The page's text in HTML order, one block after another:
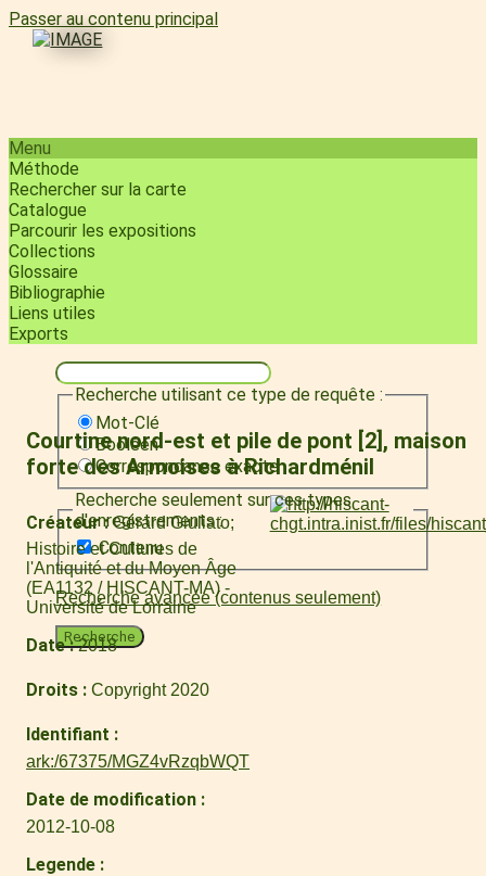
Passer au contenu principal
Menu
Méthode
Rechercher sur la carte
Catalogue
Parcourir les expositions
Collections
Glossaire
Bibliographie
Liens utiles
Exports
Recherche utilisant ce type de requête :
Mot-Clé
Booléen
Correspondance exacte
Recherche seulement sur ces types
d'enregistrements :
Contenu
Recherche avancée (contenus seulement)
Recherche
Courtine nord-est et pile de pont [2], maison
forte des Armoises à Richardménil
Créateur
Gérard Giuliato
Histoire et Cultures de
l'Antiquité et du Moyen Âge
(EA1132 / HISCANT-MA) -
Université de Lorraine
Date 2018
Droits Copyright 2020
Identifiant
ark:/67375/MGZ4vRzqbWQT
Date de modification
2012-10-08
Legende